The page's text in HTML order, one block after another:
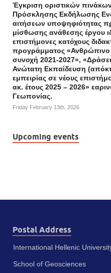
Έγκριση οριστικών
Πρόσκλησης Εκδήλωσης
αιτήσεων υποψηφιότητας
μίσθωσης ανάθεσης έργου
επιστήμονες κατόχους
προγράμματος «Ανθρώπινο
συνοχή 2021-2027»,
Ανώτατη Εκπαίδευση
εμπειρίας σε νέους
ακ. έτους 2025 – 2026»
Γεωπονίας.
Friday February 13th, 2026
Upcoming events
Postal Address
International Hellenic
School of Geosciences